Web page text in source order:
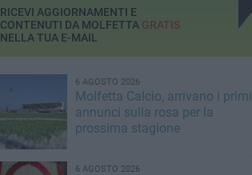
RICEVI AGGIORNAMENTI E
CONTENUTI DA MOLFETTA GRATIS
NELLA TUA E-MAIL
6 AGOSTO 2026
Molfetta Calcio, arrivano i primi
annunci sulla rosa per la
prossima stagione
6 AGOSTO 2026